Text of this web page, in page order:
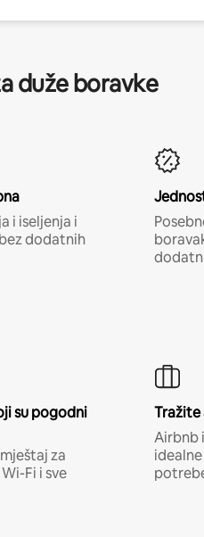
duže boravke
i iseljenja i
dodatnih
su pogodni
za
Fi i sve
Tražite
Airbnb